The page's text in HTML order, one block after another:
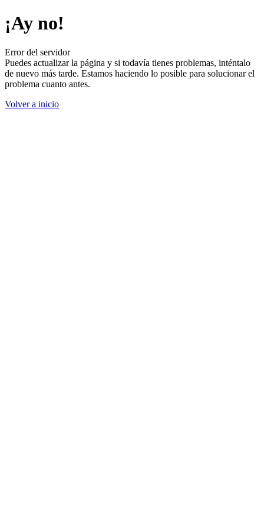
¡Ay no!
Error del servidor
Puedes actualizar la página y si todavía tienes problemas, inténtalo
de nuevo más tarde. Estamos haciendo lo posible para solucionar el
problema cuanto antes.
Volver a inicio